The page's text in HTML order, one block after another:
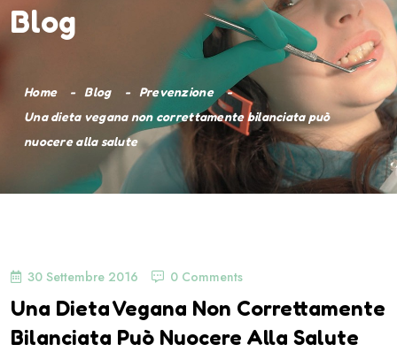
Blog
Home Blog
Prevenzione
Una dieta vegana non correttamente bilanciata può
nuocere alla salute
30 Settembre 2016 0 Comments
Una Dieta Vegana Non Correttamente
Bilanciata Può Nuocere Alla Salute